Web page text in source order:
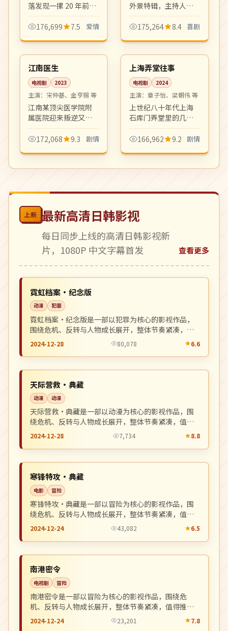
落发现一摞 20 年前未
送达的情书，循着字
迹追寻当年的那段感
质感细腻。
176,699 7.5 爱情
外景特辑，主持人团
队挑战海云台、广安
里夜市等地标的极限
奏明快。
175,264 8.4 喜剧
韩国
热播 16:07
江南医生
电视剧 2023
主演： 宋仲基、金亨锡 等
江南某顶尖医学院附
属医院迎来叛逆又天
才的胸外科主治医
师，从医疗事故、医
剧情节奏紧凑，台词
犀利。
172,068 9.3 剧情
中国
完结 30:31
上海弄堂往事
电视剧 2024
主演： 章子怡、梁朝伟 等
上世纪八十年代上海
石库门弄堂里的几户
人家，跨越三十年的
家族变迁与城市记
群像剧的高水准之
作。
166,962 9.2 剧情
上新 最新高清日韩影视
每日同步上线的高清日韩影视新
片，1080P 中文字幕首发
查看更多
中国
热播
霓虹档案·纪念版
动漫 犯罪
霓虹档案·纪念版是一部以犯罪为核心的影视作品，
围绕危机、反转与人物成长展开，整体节奏紧凑，值
得推荐观看。
2024-12-28 80,078 6.6
美国
天际营救·典藏
动漫 动漫
天际营救·典藏是一部以动漫为核心的影视作品，围
绕危机、反转与人物成长展开，整体节奏紧凑，值得
推荐观看。
2024-12-28 7,734 8.8
日本
寒锋特攻·典藏
电影 冒险
寒锋特攻·典藏是一部以冒险为核心的影视作品，围
绕危机、反转与人物成长展开，整体节奏紧凑，值得
推荐观看。
2024-12-24 43,082 6.5
中国
南港密令
电视剧 冒险
南港密令是一部以冒险为核心的影视作品，围绕危
机、反转与人物成长展开，整体节奏紧凑，值得推荐
观看。
2024-12-24 23,201 7.8